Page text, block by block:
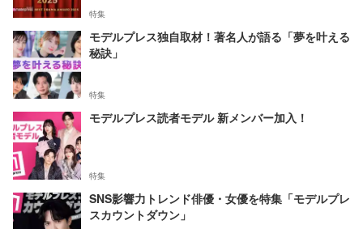
特集
モデルプレス独自取材！著名人が語る「夢を叶える
秘訣」
特集
モデルプレス読者モデル 新メンバー加入！
特集
SNS影響力トレンド俳優・女優を特集「モデルプレ
スカウントダウン」